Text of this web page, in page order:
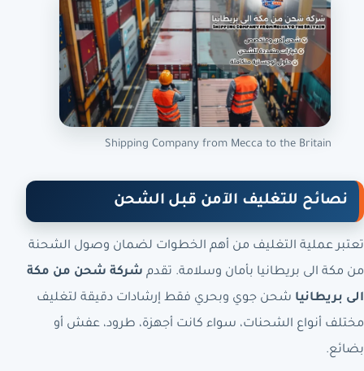
Shipping Company from Mecca to the Britain
نصائح للتغليف الآمن قبل الشحن
تعتبر عملية التغليف من أهم الخطوات لضمان وصول الشحنة
من مكة الى بريطانيا بأمان وسلامة. تقدم شركة شحن من مكة
الى بريطانيا شحن جوي وبحري فقط إرشادات دقيقة لتغليف
مختلف أنواع الشحنات، سواء كانت أجهزة، طرود، عفش أو
بضائع.